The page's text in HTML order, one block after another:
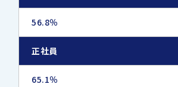
ネットワークスペシャリスト
データベーススペシャリスト
56.8％
正社員
65.1％